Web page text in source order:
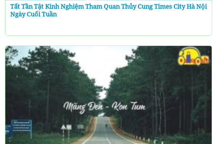
Tất Tần Tật Kinh Nghiệm Tham Quan Thủy Cung Times City Hà Nội
Ngày Cuối Tuần